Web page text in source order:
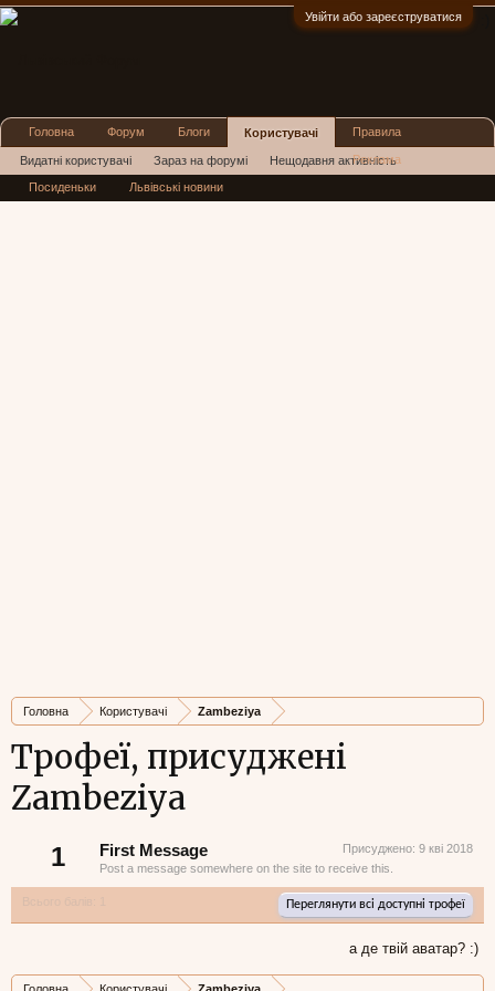
Увійти або зареєструватися
Головна Користувачі Zambeziya
Трофеї, присуджені
Zambeziya
1 Присуджено: 9 кві 2018
First Message
Post a message somewhere on the site to receive this.
Переглянути всі доступні трофеї
а де твій аватар? :)
Головна Форум Блоги Користувачі
Видатні користувачі Зараз на форумі Нещодавня активність
Нові повідомлення профілю
Правила
Реклама
Посиденьки Львівські новини